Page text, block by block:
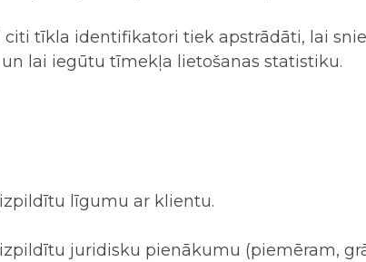
tīkla identifikatori tiek apstrādāti, lai
lai iegūtu tīmekļa lietošanas statistiku.
līgumu ar klientu.
juridisku pienākumu (piemēram,